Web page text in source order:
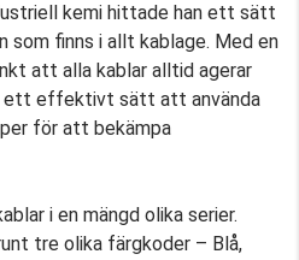
kemi hittade han ett sätt
finns i allt kablage. Med en
att alla kablar alltid agerar
effektivt sätt att använda
för att bekämpa
i en mängd olika serier.
tre olika färgkoder – Blå,